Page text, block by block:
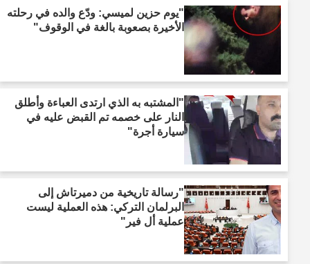
"يوم حزين لميسي: ودّع والده في رحلته
الأخيرة بصعوبة بالغة في الوقوف"
"المشتبه به الذي ارتدى العباءة وأطلق
النار على خصمه تم القبض عليه في
سيارة أجرة"
"رسالة تاريخية من دميرتاش إلى
البرلمان التركي: هذه العملية ليست
عملية أل فير"